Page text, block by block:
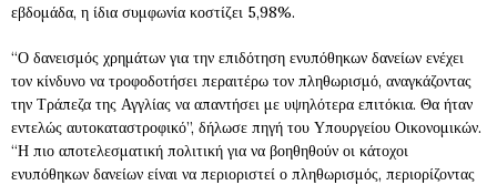
εβδομάδα, η ίδια συμφωνία κοστίζει 5,98%.
“Ο δανεισμός χρημάτων για την επιδότηση ενυπόθηκων δανείων ενέχει
τον κίνδυνο να τροφοδοτήσει περαιτέρω τον πληθωρισμό, αναγκάζοντας
την Τράπεζα της Αγγλίας να απαντήσει με υψηλότερα επιτόκια. Θα ήταν
εντελώς αυτοκαταστροφικό”, δήλωσε πηγή του Υπουργείου Οικονομικών.
“Η πιο αποτελεσματική πολιτική για να βοηθηθούν οι κάτοχοι
ενυπόθηκων δανείων είναι να περιοριστεί ο πληθωρισμός, περιορίζοντας